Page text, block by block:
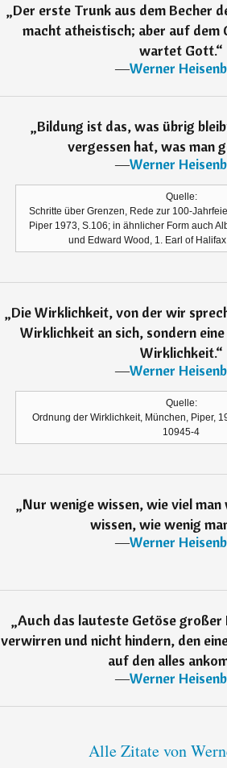
„Der erste Trunk aus dem Becher
macht atheistisch; aber auf dem
wartet Gott.“
―Werner
„Bildung ist das, was übrig
vergessen hat, was man
―Werner
Quelle:
Schritte über Grenzen, Rede zur 100-
Piper 1973, S.106; in ähnlicher Form auch
und Edward Wood, 1. Earl of
„Die Wirklichkeit, von der wir
Wirklichkeit an sich, sondern
Wirklichkeit.“
―Werner
Quelle:
Ordnung der Wirklichkeit, München, Piper,
10945-4
„Nur wenige wissen, wie viel man
wissen, wie wenig
―Werner
„Auch das lauteste Getöse
verwirren und nicht hindern, den
auf den alles
―Werner
Alle Zitate von